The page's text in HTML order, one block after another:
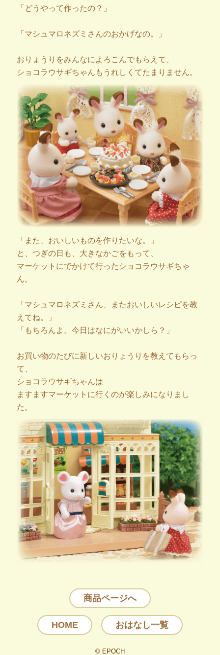
「どうやって作ったの？」
「マシュマロネズミさんのおかげなの。」
おりょうりをみんなによろこんでもらえて、
ショコラウサギちゃんもうれしくてたまりません。
「また、おいしいものを作りたいな。」
と、つぎの日も、大きなかごをもって、
マーケットにでかけて行ったショコラウサギちゃ
ん。
「マシュマロネズミさん、またおいしいレシピを教
えてね。」
「もちろんよ。今日はなにがいいかしら？」
お買い物のたびに新しいおりょうりを教えてもらっ
て、
ショコラウサギちゃんは
ますますマーケットに行くのが楽しみになりまし
た。
商品ページへ
HOME おはなし一覧
© EPOCH